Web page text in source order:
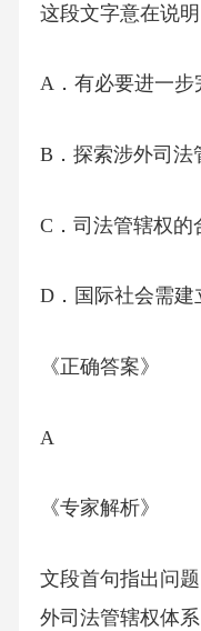
这段文字意在说明
A．有必要进一步
B．探索涉外司法
C．司法管辖权
D．国际社会需
《正确答案》
A
《专家解析》
文段首句指出问
外司法管辖权体